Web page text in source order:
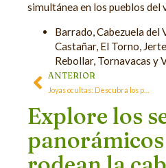
simultánea en los pueblos del
Barrado, Cabezuela del
Castañar, El Torno,
Rebollar, Tornavacas y
ANTERIOR
Explore los